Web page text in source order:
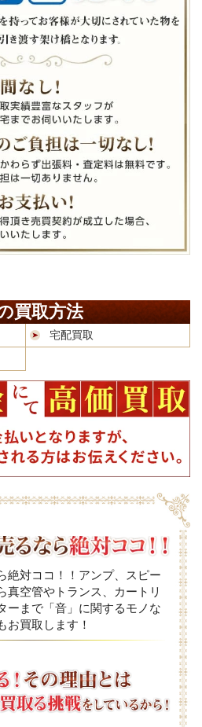
買取方法
宅配買取
絶対ココ！！アンプ、スピー
真空管やトランス、カートリ
ーまで「音」に関するモノな
お買取します！